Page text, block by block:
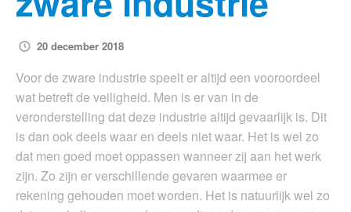
20 december 2018
Voor de zware industrie speelt er altijd een vooroordeel
wat betreft de veiligheid. Men is er van in de
veronderstelling dat deze industrie altijd gevaarlijk is. Dit
is dan ook deels waar en deels niet waar. Het is wel zo
dat men goed moet oppassen wanneer zij aan het werk
zijn. Zo zijn er verschillende gevaren waarmee er
rekening gehouden moet worden. Het is natuurlijk wel zo